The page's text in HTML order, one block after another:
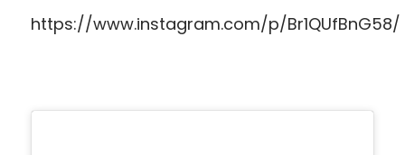
https://www.instagram.com/p/Br1QUfBnG58/